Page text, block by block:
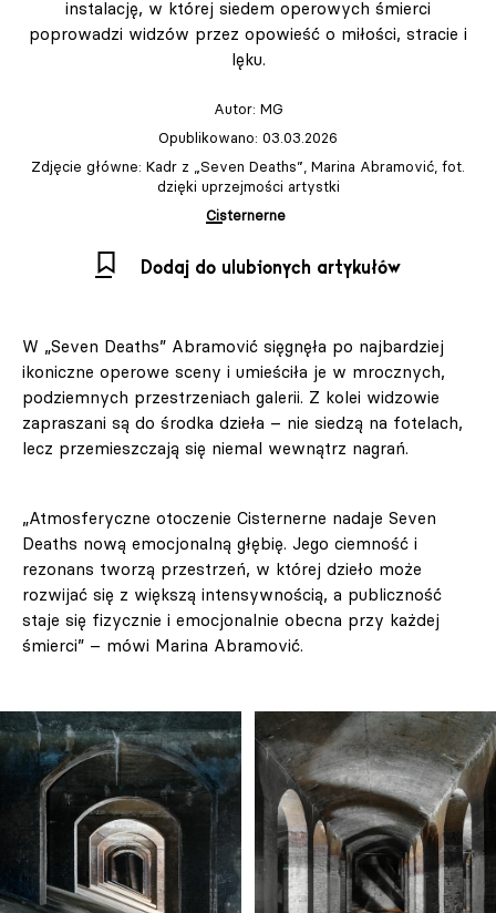
instalację, w której siedem operowych śmierci
poprowadzi widzów przez opowieść o miłości, stracie i
lęku.
Autor: MG
Opublikowano: 03.03.2026
Zdjęcie główne: Kadr z „Seven Deaths”, Marina Abramović, fot.
dzięki uprzejmości artystki
Cisternerne
Dodaj do ulubionych artykułów
W „Seven Deaths” Abramović sięgnęła po najbardziej
ikoniczne operowe sceny i umieściła je w mrocznych,
podziemnych przestrzeniach galerii. Z kolei widzowie
zapraszani są do środka dzieła – nie siedzą na fotelach,
lecz przemieszczają się niemal wewnątrz nagrań.
„Atmosferyczne otoczenie Cisternerne nadaje Seven
Deaths nową emocjonalną głębię. Jego ciemność i
rezonans tworzą przestrzeń, w której dzieło może
rozwijać się z większą intensywnością, a publiczność
staje się fizycznie i emocjonalnie obecna przy każdej
śmierci” – mówi Marina Abramović.